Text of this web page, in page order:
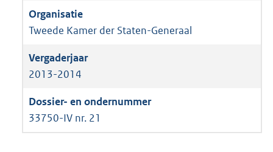
Tweede Kamer der Staten-Generaal
2013-2014
33750-IV nr. 21